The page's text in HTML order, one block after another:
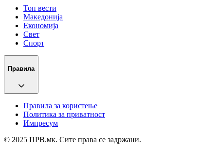
Топ вести
Македонија
Економија
Свет
Спорт
Правила
Правила за користење
Политика за приватност
Импресум
© 2025 ПРВ.мк. Сите права се задржани.